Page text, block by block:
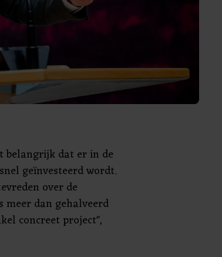
belangrijk dat er in de
geïnvesteerd wordt.
over de
meer dan gehalveerd
concreet project",